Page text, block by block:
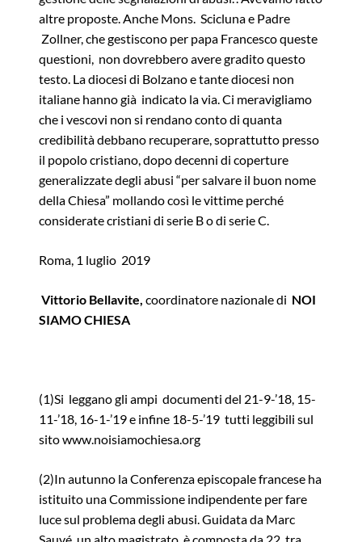
altre proposte. Anche Mons. Scicluna e Padre
Zollner, che gestiscono per papa Francesco queste
questioni, non dovrebbero avere gradito questo
testo. La diocesi di Bolzano e tante diocesi non
italiane hanno già indicato la via. Ci meravigliamo
che i vescovi non si rendano conto di quanta
credibilità debbano recuperare, soprattutto presso
il popolo cristiano, dopo decenni di coperture
generalizzate degli abusi “per salvare il buon nome
della Chiesa” mollando così le vittime perché
considerate cristiani di serie B o di serie C.
Roma, 1 luglio 2019
Vittorio Bellavite, coordinatore nazionale di NOI
SIAMO CHIESA
(1)Si leggano gli ampi documenti del 21-9-’18, 15-
11-’18, 16-1-’19 e infine 18-5-’19 tutti leggibili sul
sitowww.noisiamochiesa.org
(2)In autunno la Conferenza episcopale francese ha
istituito una Commissione indipendente per fare
luce sul problema degli abusi. Guidata da Marc
Sauvé, un alto magistrato, è composta da 22 tra